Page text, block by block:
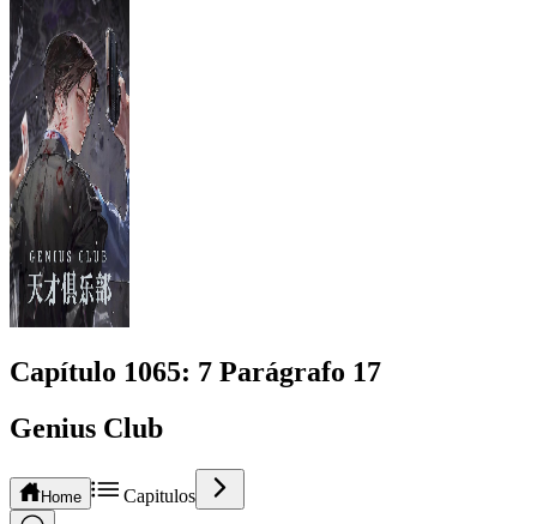
Capítulo 1065: 7 Parágrafo 17
Genius Club
Home Capitulos